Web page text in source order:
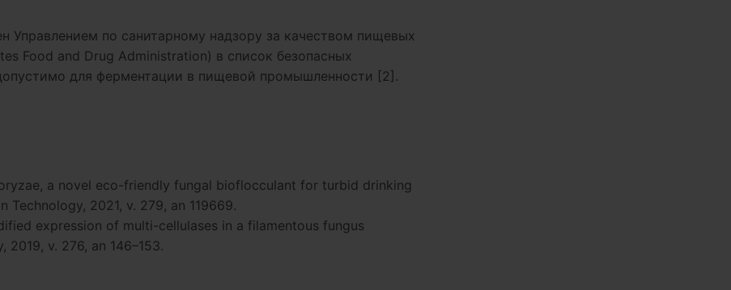
Управлением по санитарному надзору за качеством пищевых
Food and Drug Administration) в список безопасных
для ферментации в пищевой промышленности [2].
a novel eco-friendly fungal bioflocculant for turbid drinking
2021, v. 279, an 119669.
expression of multi-cellulases in a filamentous fungus
v. 276, an 146–153.